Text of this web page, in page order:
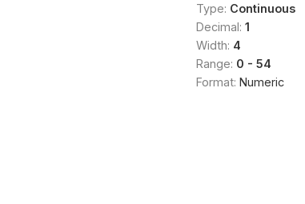
Type: Continuous
Decimal: 1
Width: 4
Range: 0 - 54
Format: Numeric